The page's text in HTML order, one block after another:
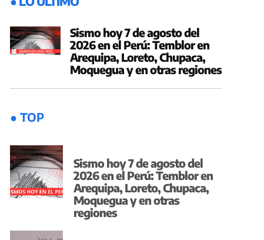
Sismo hoy 7 de agosto del
2026 en el Perú: Temblor en
Arequipa, Loreto, Chupaca,
Moquegua y en otras regiones
● TOP
Sismo hoy 7 de agosto del
2026 en el Perú: Temblor en
Arequipa, Loreto, Chupaca,
Moquegua y en otras
regiones